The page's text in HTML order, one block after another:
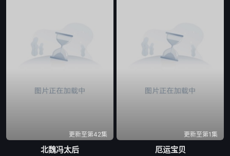
更新至第42集
北魏冯太后
更新至第1集
厄运宝贝